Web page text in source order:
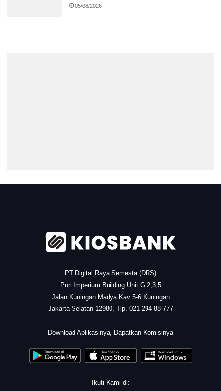
05/08/2026
PT Digital Raya Semesta (DRS)
Puri Imperium Building Unit G 2,3,5
Jalan Kuningan Madya Kav 5-6 Kuningan
Jakarta Selatan 12980, Tlp. 021 294 88 777
Download Aplikasinya, Dapatkan Komisinya
Ikuti Kami di: